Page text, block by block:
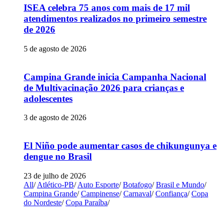
ISEA celebra 75 anos com mais de 17 mil
atendimentos realizados no primeiro semestre
de 2026
5 de agosto de 2026
Campina Grande inicia Campanha Nacional
de Multivacinação 2026 para crianças e
adolescentes
3 de agosto de 2026
El Niño pode aumentar casos de chikungunya e
dengue no Brasil
23 de julho de 2026
All/ Atlético-PB/ Auto Esporte/ Botafogo/ Brasil e Mundo/
Campina Grande/ Campinense/ Carnaval/ Confiança/ Copa
do Nordeste/ Copa Paraíba/